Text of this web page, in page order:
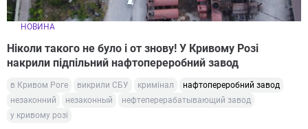
НОВИНА
Ніколи такого не було і от знову! У Кривому Розі
накрили підпільний нафтопереробний завод
в Кривом Роге викрили СБУ кримінал
нафтопереробний завод
незаконний
незаконный
нефтеперерабатывающий завод
у кривому розі